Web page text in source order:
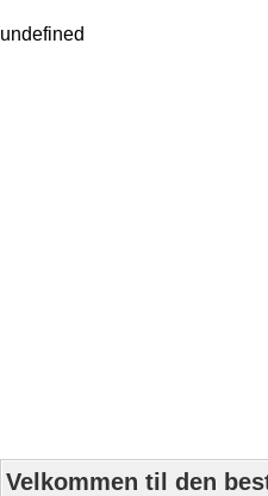
undefined
Velkommen til den